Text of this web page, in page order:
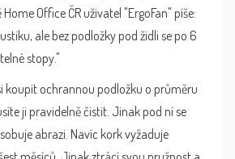
Office ČR uživatel "ErgoFan" píše:
ale bez podložky pod židli se po 6
stopy."
koupit ochrannou podložku o průměru
ji pravidelně čistit. Jinak pod ní se
abrazi. Navíc kork vyžaduje